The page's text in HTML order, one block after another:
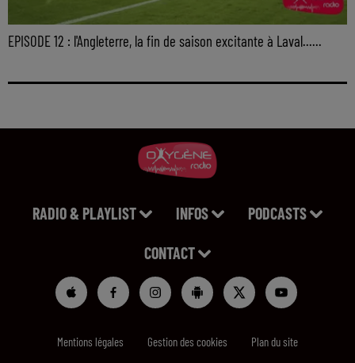
EPISODE 12 : l'Angleterre, la fin de saison excitante à Laval......
RADIO & PLAYLIST INFOS PODCASTS
CONTACT
Mentions légales Gestion des cookies Plan du site